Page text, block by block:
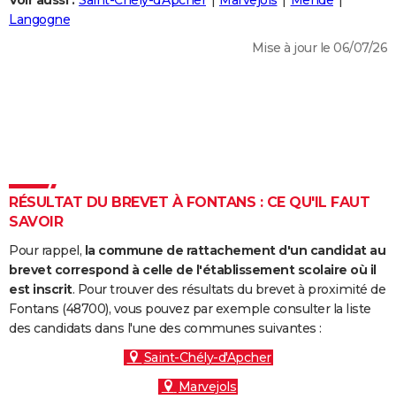
Destinations
City break
Voyage nature
Voyage de noces
Forum
Climat
+
PHOTO
Dictionnaire
Biographies
Citations
Expressions
Proverbes
PROGRAMME TV
S'inscrire
Se connecter
Lycées
Collèges
Primaires
Universités
Entreprises
Service militaire
Avis de recherche
AVIS DE DÉCÈS
FORUM
Langogne
Mise à jour le 06/07/26
RÉSULTAT DU BREVET À FONTANS : CE QU'IL FAUT
SAVOIR
Pour rappel, la commune de rattachement d'un candidat au
brevet correspond à celle de l'établissement scolaire où il
est inscrit. Pour trouver des résultats du brevet à proximité de
Fontans (48700), vous pouvez par exemple consulter la liste
des candidats dans l'une des communes suivantes :
Saint-Chély-d'Apcher
Marvejols